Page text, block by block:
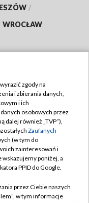
/
WROCŁAW
zgody na
i zbierania danych,
i ich
osobowych przez
dalej również „TVP”),
Zaufanych
(w tym do
zainteresowań i
poniżej, a
PPID do Google.
przez Ciebie naszych
w tym informacje